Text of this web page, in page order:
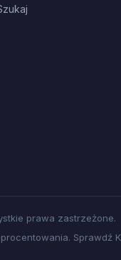
prawa zastrzeżone.
Sprawdź